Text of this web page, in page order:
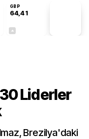
GBP
64,41
Liderler
Brezilya'daki